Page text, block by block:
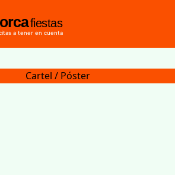
fiestas
a tener en cuenta
Cartel / Póster